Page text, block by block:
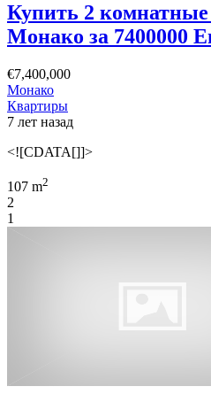
Купить 2
Монако за 7400000
€7,400,000
Монако
Квартиры
7 лет назад
<![CDATA[]]>
107 m2
2
1